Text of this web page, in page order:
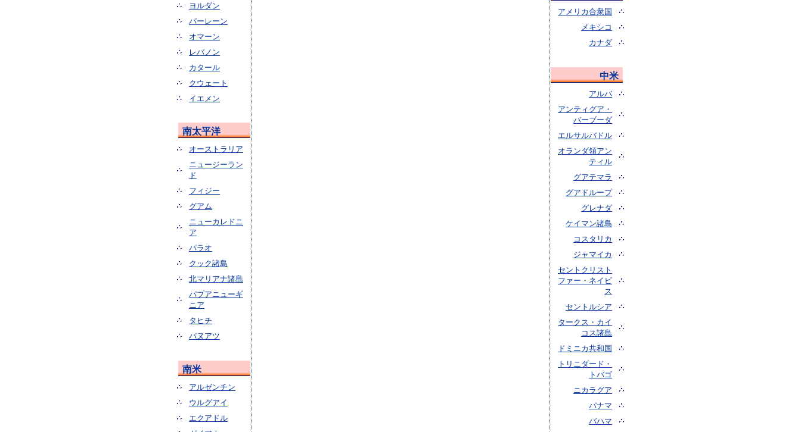
ヨルダン
バーレーン
オマーン
レバノン
カタール
クウェート
イエメン
南太平洋
オーストラリア
ニュージーラン
ド
フィジー
グアム
ニューカレドニ
ア
パラオ
クック諸島
北マリアナ諸島
パプアニューギ
ニア
タヒチ
バヌアツ
南米
アルゼンチン
ウルグアイ
エクアドル
アメリカ合衆国
メキシコ
カナダ
中米
アルバ
アンティグア・
バーブーダ
エルサルバドル
オランダ領アン
ティル
グアテマラ
グアドループ
グレナダ
ケイマン諸島
コスタリカ
ジャマイカ
セントクリスト
ファー・ネイビ
ス
セントルシア
タークス・カイ
コス諸島
ドミニカ共和国
トリニダード・
トバゴ
ニカラグア
パナマ
バハマ